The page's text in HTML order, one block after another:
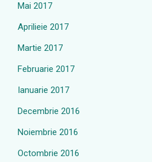
Mai 2017
Aprilieie 2017
Martie 2017
Februarie 2017
Ianuarie 2017
Decembrie 2016
Noiembrie 2016
Octombrie 2016